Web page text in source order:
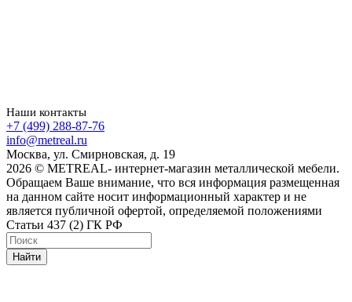
Наши контакты
+7 (499) 288-87-76
info@metreal.ru
Москва, ул. Смирновская, д. 19
2026 © METREAL- интернет-магазин металлической мебели.
Обращаем Ваше внимание, что вся информация размещенная
на данном сайте носит информационный характер и не
является публичной офертой, определяемой положениями
Статьи 437 (2) ГК РФ
Найти